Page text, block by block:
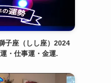
子座（しし座）2024
・仕事運・金運.